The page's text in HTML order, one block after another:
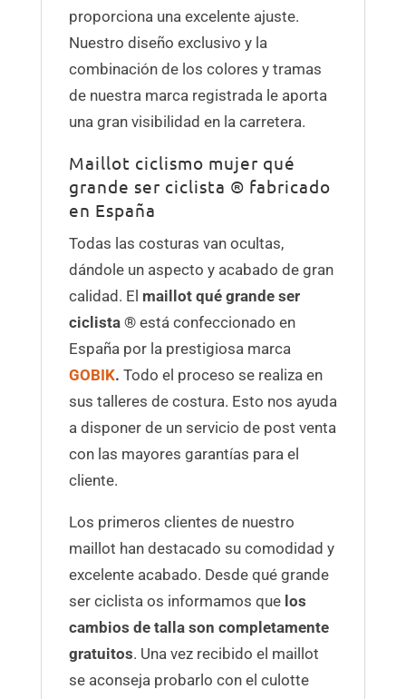
proporciona una excelente ajuste.
Nuestro diseño exclusivo y la
combinación de los colores y tramas
de nuestra marca registrada le aporta
una gran visibilidad en la carretera.
Maillot ciclismo mujer qué
grande ser ciclista ® fabricado
en España
Todas las costuras van ocultas,
dándole un aspecto y acabado de gran
calidad. El maillot qué grande ser
ciclista ®está confeccionado en
España por la prestigiosa marca
GOBIK. Todo el proceso se realiza en
sus talleres de costura. Esto nos ayuda
a disponer de un servicio de post venta
con las mayores garantías para el
cliente.
Los primeros clientes de nuestro
maillot han destacado su comodidad y
excelente acabado. Desde qué grande
ser ciclista os informamos quelos
cambios de talla son completamente
gratuitos. Una vez recibido el maillot
se aconseja probarlo con el culotte